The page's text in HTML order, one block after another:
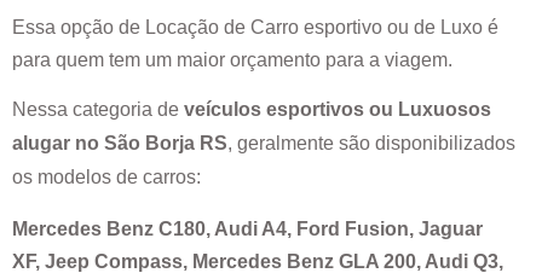
Essa opção de Locação de Carro esportivo ou de Luxo é
para quem tem um maior orçamento para a viagem.
Nessa categoria de veículos esportivos ou Luxuosos
alugar no São Borja RS, geralmente são disponibilizados
os modelos de carros:
Mercedes Benz C180, Audi A4, Ford Fusion, Jaguar
XF, Jeep Compass, Mercedes Benz GLA 200, Audi Q3,